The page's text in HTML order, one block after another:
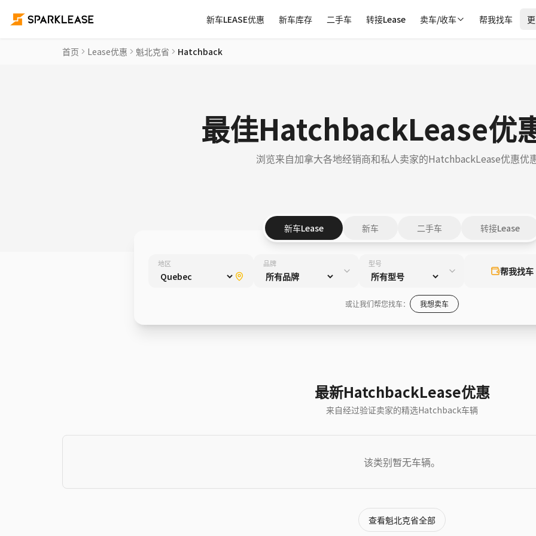
新车LEASE优惠 新车库存 二手车 转接Lease 卖车/收车 帮我找车
首页 Lease优惠 魁北克省 Hatchback
最佳HatchbackLease优
浏览来自加拿大各地经销商和私人卖家的HatchbackLease优惠优
新车Lease 新车 二手车 转接Lease
地区 品牌 型号
帮我找车
或让我们帮您找车： 我想卖车
最新HatchbackLease优惠
来自经过验证卖家的精选Hatchback车辆
该类别暂无车辆。
查看魁北克省全部